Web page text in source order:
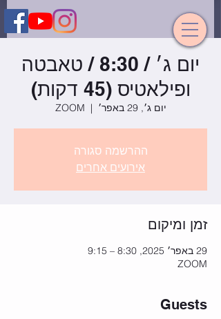
יום ג׳ / 8:30 / טאבטה
ופילאטיס (45 דקות)
יום ג׳, 29 באפר׳
  |
ZOOM
ההרשמה סגורה
אירועים אחרים
זמן ומיקום
29 באפר׳ 2025, 8:30 – 9:15
ZOOM
Guests